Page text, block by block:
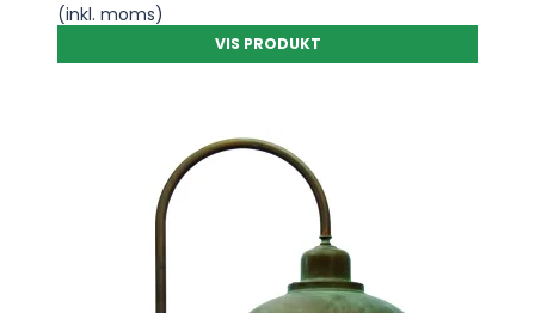
(inkl. moms)
VIS PRODUKT